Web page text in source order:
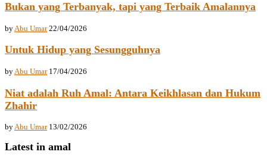
Bukan yang Terbanyak, tapi yang Terbaik Amalannya
by Abu Umar 22/04/2026
Untuk Hidup yang Sesungguhnya
byAbu Umar 17/04/2026
Niat adalah Ruh Amal: Antara Keikhlasan dan Hukum
Zhahir
byAbu Umar 13/02/2026
Latest in amal